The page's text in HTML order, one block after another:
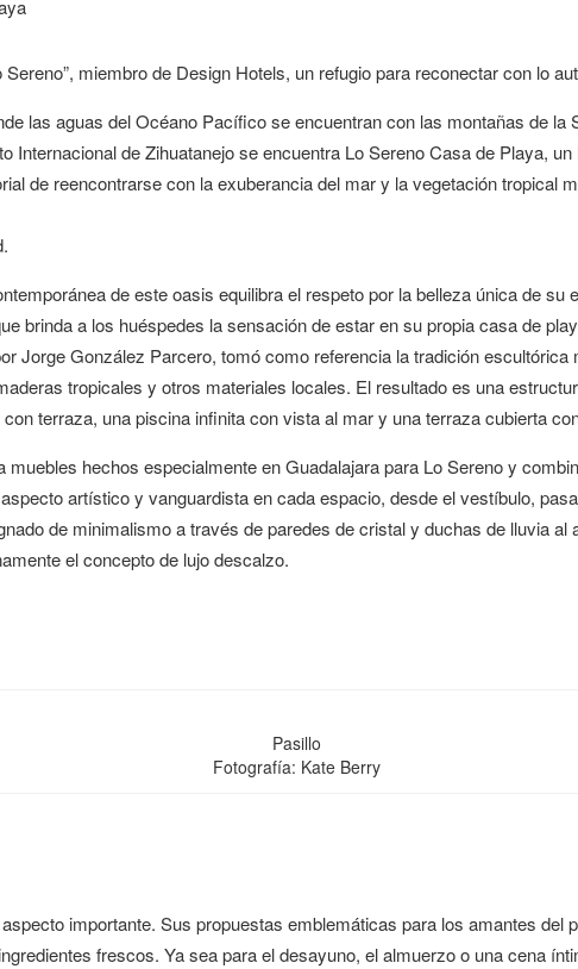
Sereno”, miembro de Design Hotels, un refugio para reconectar con lo
las aguas del Océano Pacífico se encuentran con las montañas de la
Internacional de Zihuatanejo se encuentra Lo Sereno Casa de Playa, un
de reencontrarse con la exuberancia del mar y la vegetación tropical
de este oasis equilibra el respeto por la belleza única de su
brinda a los huéspedes la sensación de estar en su propia casa de
Jorge González Parcero, tomó como referencia la tradición
tropicales y otros materiales locales. El resultado es una
terraza, una piscina infinita con vista al mar y una terraza cubierta
muebles hechos especialmente en Guadalajara para Lo Sereno y
artístico y vanguardista en cada espacio, desde el vestíbulo,
de minimalismo a través de paredes de cristal y duchas de lluvia al
el concepto de lujo descalzo.
Pasillo
Fotografía: Kate Berry
importante. Sus propuestas emblemáticas para los amantes del
frescos. Ya sea para el desayuno, el almuerzo o una cena